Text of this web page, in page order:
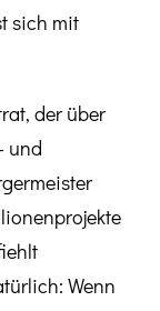
sich mit
der über
und
Wenn